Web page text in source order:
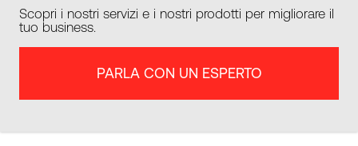
Scopri i nostri servizi e i nostri prodotti per migliorare il
tuo business.
PARLA CON UN ESPERTO